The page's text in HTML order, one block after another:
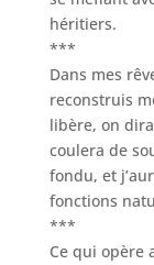
héritiers.
***
Dans mes
reconstruis
libère, on
coulera de
fondu, et
fonctions
***
Ce qui opère